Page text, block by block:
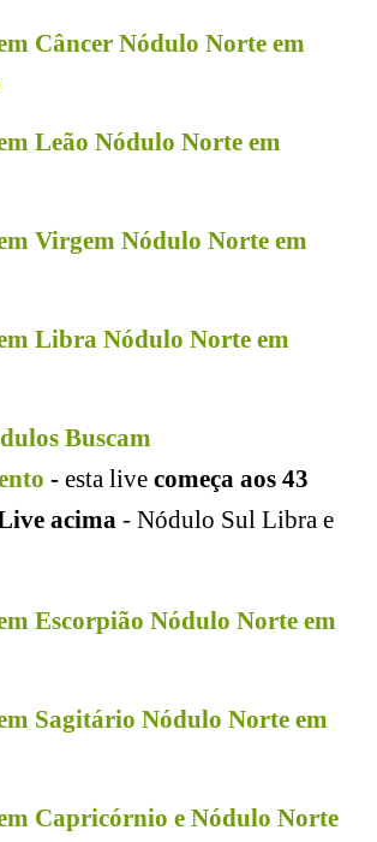
Câncer Nódulo Norte em
Leão Nódulo Norte em
Virgem Nódulo Norte em
Libra Nódulo Norte em
Buscam
- esta live começa aos 43
acima - Nódulo Sul Libra e
Escorpião Nódulo Norte em
Sagitário Nódulo Norte em
Capricórnio e Nódulo Norte